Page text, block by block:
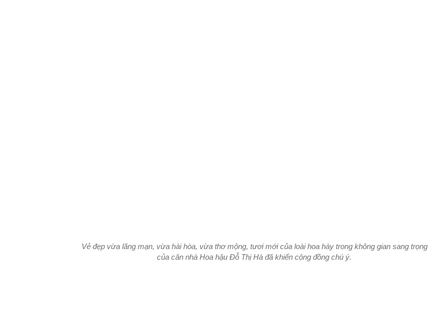
Vẻ đẹp vừa lãng mạn, vừa hài hòa, vừa thơ mộng, tươi mới của loài hoa hày trong không gian sang trọng
của căn nhà Hoa hậu Đỗ Thị Hà đã khiến cộng đồng chú ý.